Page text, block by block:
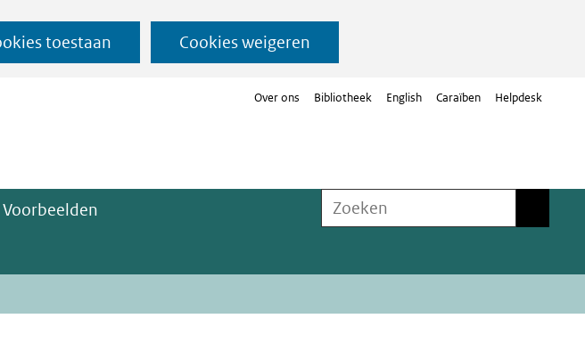
toestaan Cookies weigeren
Ga
naar
Over ons Bibliotheek English Caraïben Helpdesk
Voorbeelden Zoeken